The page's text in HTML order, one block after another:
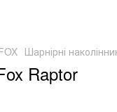
Шарнірні
Raptor